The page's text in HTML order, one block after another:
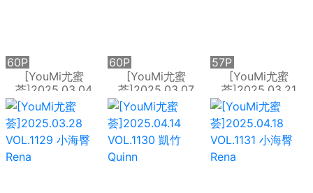
[YouMi尤蜜
荟]2025.03.04
VOL.1125 小海臀
Rena
60P
[YouMi尤蜜
荟]2025.03.07
VOL.1126 娜娜子
yy
60P
[YouMi尤蜜
荟]2025.03.21
VOL.1128 小海臀
Rena
57P